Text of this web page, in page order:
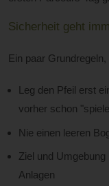
Sicherheit geht
Ein paar
Leg den Pfeil erst
vorher schon
Nie einen leeren
Ziel und
Anlagen